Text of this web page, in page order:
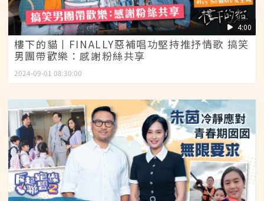
4:00
樓下的貓丨FINALLY惡補唱功堅持推抒情歌 搞笑
男團帶歡樂：感謝粉絲共享
2024-09-01 08:30:00